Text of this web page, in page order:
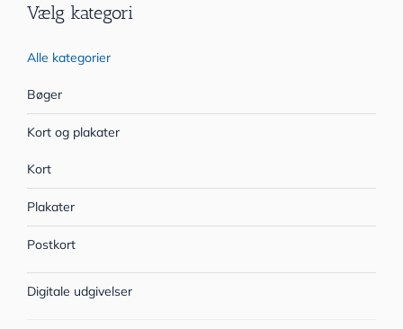
Vælg kategori
Alle kategorier
Bøger
Kort og plakater
Kort
Plakater
Postkort
Digitale udgivelser